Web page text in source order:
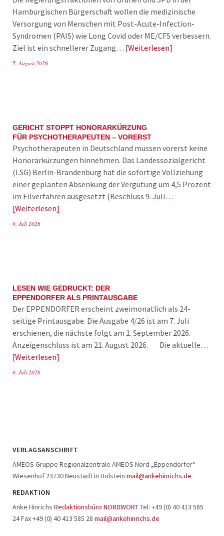
Hamburgischen Bürgerschaft wollen die medizinische
Versorgung von Menschen mit Post-Acute-Infection-
Syndromen (PAIS) wie Long Covid oder ME/CFS verbessern.
Ziel ist ein schnellerer Zugang… Weiterlesen
5. August 2026
GERICHT STOPPT HONORARKÜRZUNG
FÜR PSYCHOTHERAPEUTEN – VORERST
Psychotherapeuten in Deutschland müssen vorerst keine
Honorarkürzungen hinnehmen. Das Landessozialgericht
(LSG) Berlin-Brandenburg hat die sofortige Vollziehung
einer geplanten Absenkung der Vergütung um 4,5 Prozent
im Eilverfahren ausgesetzt (Beschluss 9. Juli…
Weiterlesen
9. Juli 2026
LESEN WIE GEDRUCKT: DER
EPPENDORFER ALS PRINTAUSGABE
Der EPPENDORFER erscheint zweimonatlich als 24-
seitige Printausgabe. Die Ausgabe 4/26 ist am 7. Juli
erschienen, die nächste folgt am 1. September 2026.
Anzeigenschluss ist am 21. August 2026. Die aktuelle…
Weiterlesen
8. Juli 2026
VERLAGSANSCHRIFT
AMEOS Gruppe Regionalzentrale AMEOS Nord „Eppendorfer“
Wiesenhof 23730 Neustadt in Holstein mail@ankehinrichs.de
REDAKTION
Anke Hinrichs Redaktionsbüro NORDWORTTel: +49 (0) 40 413 585
24 Fax +49 (0) 40 413 585 28 mail@ankehinrichs.de